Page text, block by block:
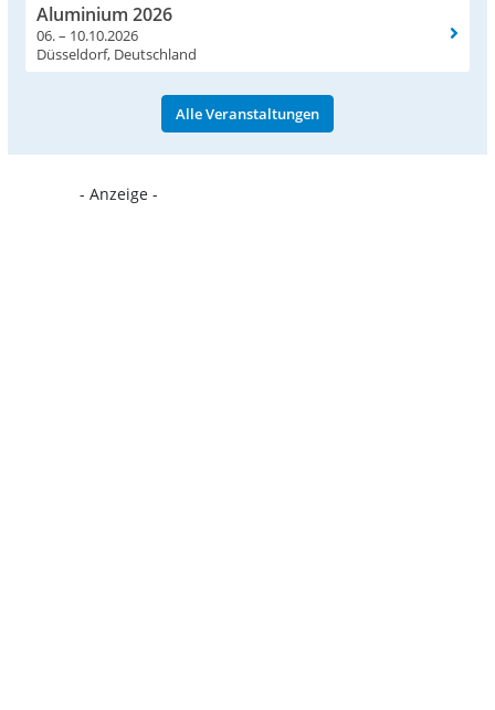
Aluminium 2026
06. – 10.10.2026
Düsseldorf, Deutschland
Alle Veranstaltungen
- Anzeige -